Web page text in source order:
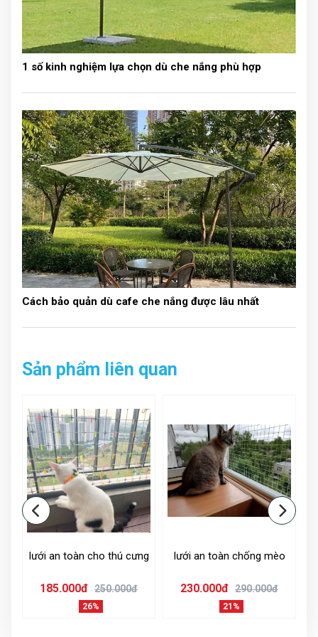
1 số kinh nghiệm lựa chọn dù che nắng phù hợp
Cách bảo quản dù cafe che nắng được lâu nhất
Sản phẩm liên quan
lưới an toàn cho thú cưng
185.000đ 250.000đ
26%
lưới an toàn chống mèo
230.000đ 290.000đ
21%